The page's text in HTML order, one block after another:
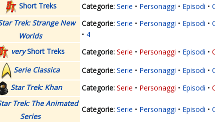
Short Treks
Serie Personaggi Episodi
Trek: Strange New
Worlds
Serie Personaggi Episodi
4
veryShort Treks Serie Personaggi Episodi
Serie Classica
Serie Personaggi Episodi
Star Trek: Khan
Serie Personaggi Episodi
Trek: The Animated
Series
Serie Personaggi Episodi